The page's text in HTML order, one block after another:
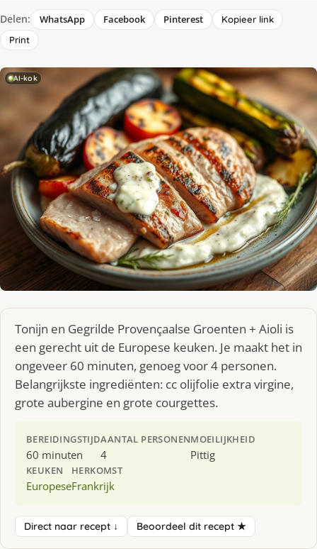
Delen: WhatsApp Facebook Pinterest
Kopieer link
Print
AI-kok
Tonijn en Gegrilde Provençaalse Groenten + Aioli is
een gerecht uit de Europese keuken. Je maakt het in
ongeveer 60 minuten, genoeg voor 4 personen.
Belangrijkste ingrediënten: cc olijfolie extra virgine,
grote aubergine en grote courgettes.
BEREIDINGSTIJD
60 minuten
AANTAL PERSONEN
4
MOEILIJKHEID
Pittig
KEUKEN
Europese
HERKOMST
Frankrijk
Direct naar recept ↓ Beoordeel dit recept ★